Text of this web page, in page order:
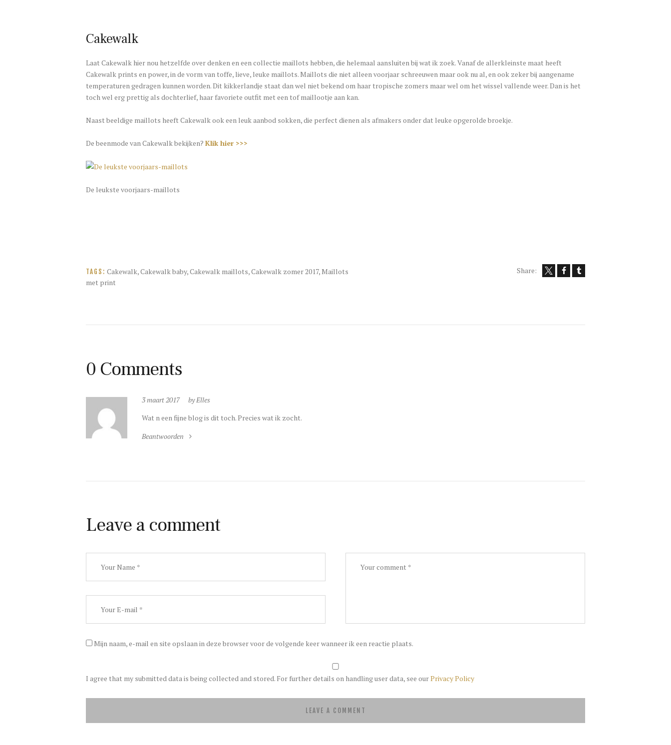
Cakewalk
Laat Cakewalk hier nou hetzelfde over denken en een collectie maillots hebben, die helemaal aansluiten bij wat ik zoek. Vanaf de allerkleinste maat heeft
Cakewalk prints en power, in de vorm van toffe, lieve, leuke maillots. Maillots die niet alleen voorjaar schreeuwen maar ook nu al, en ook zeker bij aangename
temperaturen gedragen kunnen worden. Dit kikkerlandje staat dan wel niet bekend om haar tropische zomers maar wel om het wissel vallende weer. Dan is het
toch wel erg prettig als dochterlief, haar favoriete outfit met een tof maillootje aan kan.
Naast beeldige maillots heeft Cakewalk ook een leuk aanbod sokken, die perfect dienen als afmakers onder dat leuke opgerolde broekje.
De beenmode van Cakewalk bekijken? Klik hier >>>
De leukste voorjaars-maillots
TAGS: Cakewalk,Cakewalk baby,Cakewalk maillots,Cakewalk zomer 2017,Maillots
met print
Share:
0 Comments
3 maart 2017
by Elles
Wat n een fijne blog is dit toch. Precies wat ik zocht.
Beantwoorden
Leave a comment
Mijn naam, e-mail en site opslaan in deze browser voor de volgende keer wanneer ik een reactie plaats.
I agree that my submitted data is being collected and stored. For further details on handling user data, see ourPrivacy Policy